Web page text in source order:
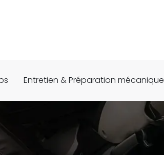
Entretien & Préparation mécanique